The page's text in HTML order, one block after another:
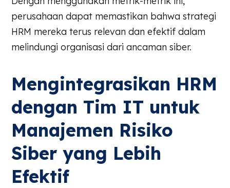
perusahaan dapat memastikan bahwa strategi
HRM mereka terus relevan dan efektif dalam
melindungi organisasi dari ancaman siber.
Mengintegrasikan HRM
dengan Tim IT untuk
Manajemen Risiko
Siber yang Lebih
Efektif